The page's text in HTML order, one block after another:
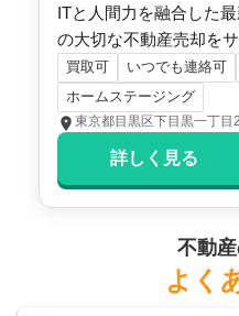
ITと人間力を融合した
の大切な不動産売却を
買取可 いつでも連絡可
ホームステージング
東京都目黒区下目黒一丁
詳しく見る
不動
よく